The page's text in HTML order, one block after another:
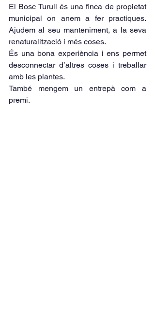
El Bosc Turull és una finca de propietat
municipal on anem a fer practiques.
Ajudem al seu manteniment, a la seva
renaturalització i més coses.
És una bona experiència i ens permet
desconnectar d’altres coses i treballar
amb les plantes.
També mengem un entrepà com a
premi.